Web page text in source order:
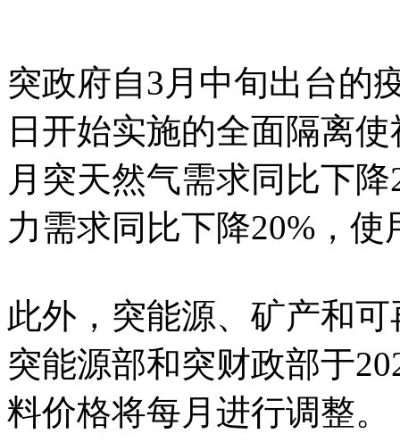
突政府自3月中旬出台的
日开始实施的全面隔离
月突天然气需求同比下
力需求同比下降20%，使
此外，突能源、矿产和
突能源部和突财政部于
料价格将每月进行调整。